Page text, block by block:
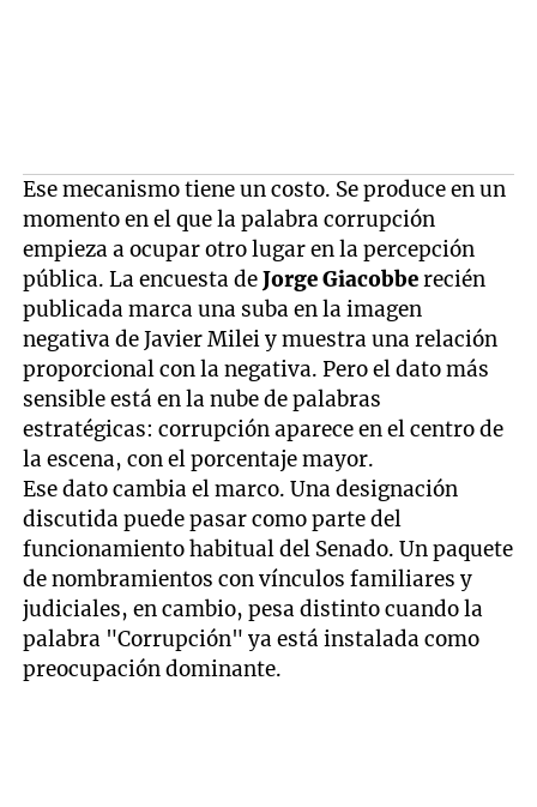
Ese mecanismo tiene un costo. Se produce en un
momento en el que la palabra corrupción
empieza a ocupar otro lugar en la percepción
pública. La encuesta deJorge Giacobberecién
publicada marca una suba en la imagen
negativa de Javier Milei y muestra una relación
proporcional con la negativa. Pero el dato más
sensible está en la nube de palabras
estratégicas: corrupción aparece en el centro de
la escena, con el porcentaje mayor.
Ese dato cambia el marco. Una designación
discutida puede pasar como parte del
funcionamiento habitual del Senado. Un paquete
de nombramientos con vínculos familiares y
judiciales, en cambio, pesa distinto cuando la
palabra "Corrupción" ya está instalada como
preocupación dominante.